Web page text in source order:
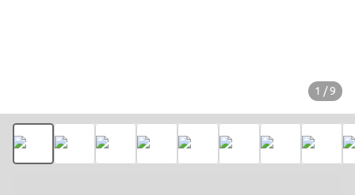
1 / 9